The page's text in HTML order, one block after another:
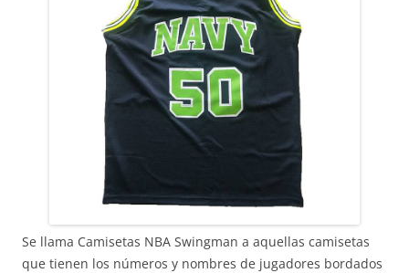
Se llama Camisetas NBA Swingman a aquellas camisetas
que tienen los números y nombres de jugadores bordados